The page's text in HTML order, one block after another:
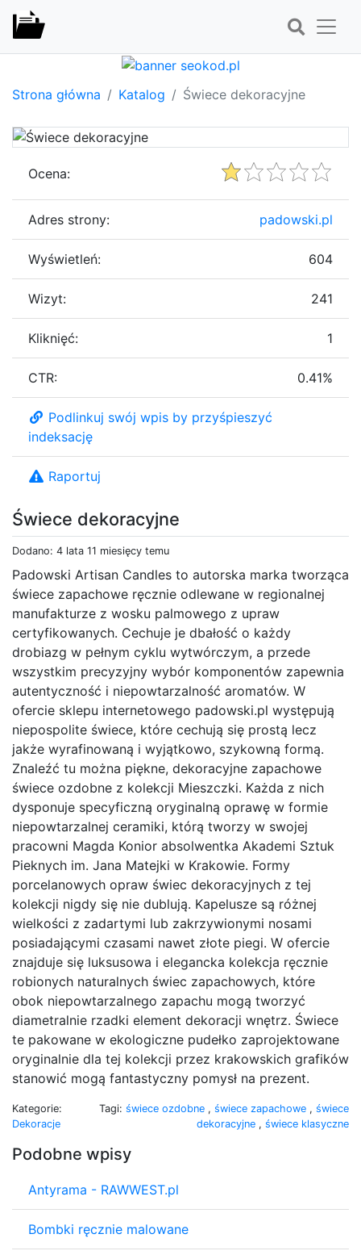
Strona główna Katalog Świece dekoracyjne
Świece dekoracyjne
Dodano: 4 lata 11 miesięcy temu
Padowski Artisan Candles to autorska marka tworząca
świece zapachowe ręcznie odlewane w regionalnej
manufakturze z wosku palmowego z upraw
certyfikowanych. Cechuje je dbałość o każdy
drobiazg w pełnym cyklu wytwórczym, a przede
wszystkim precyzyjny wybór komponentów zapewnia
autentyczność i niepowtarzalność aromatów. W
ofercie sklepu internetowego padowski.pl występują
niepospolite świece, które cechują się prostą lecz
jakże wyrafinowaną i wyjątkowo, szykowną formą.
Znaleźć tu można piękne, dekoracyjne zapachowe
świece ozdobne z kolekcji Mieszczki. Każda z nich
dysponuje specyficzną oryginalną oprawę w formie
niepowtarzalnej ceramiki, którą tworzy w swojej
pracowni Magda Konior absolwentka Akademi Sztuk
Pieknych im. Jana Matejki w Krakowie. Formy
porcelanowych opraw świec dekoracyjnych z tej
kolekcji nigdy się nie dublują. Kapelusze są różnej
wielkości z zadartymi lub zakrzywionymi nosami
posiadającymi czasami nawet złote piegi. W ofercie
znajduje się luksusowa i elegancka kolekcja ręcznie
robionych naturalnych świec zapachowych, które
obok niepowtarzalnego zapachu mogą tworzyć
diametralnie rzadki element dekoracji wnętrz. Świece
te pakowane w ekologiczne pudełko zaprojektowane
oryginalnie dla tej kolekcji przez krakowskich grafików
stanowić mogą fantastyczny pomysł na prezent.
Kategorie:
Dekoracje
Tagi: świece ozdobne , świece zapachowe , świece
dekoracyjne , świece klasyczne
Podobne wpisy
Antyrama - RAWWEST.pl
Bombki ręcznie malowane
Ocena:
Adres strony: padowski.pl
Wyświetleń: 604
Wizyt: 241
Kliknięć: 1
CTR: 0.41%
Podlinkuj swój wpis by przyśpieszyć
indeksację
Raportuj